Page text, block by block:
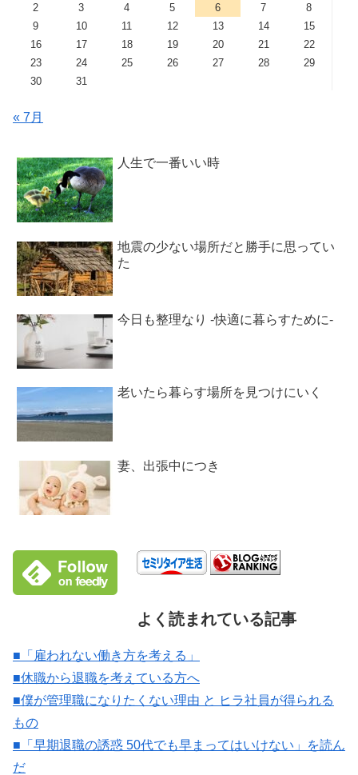
2
3 4 5 6 7
8
9
10 11 12 13 14
15
16
17 18 19 20 21
22
23
24 25 26 27 28
29
30
31
« 7月
人生で一番いい時
地震の少ない場所だと勝手に思ってい
た
今日も整理なり -快適に暮らすために-
老いたら暮らす場所を見つけにいく
妻、出張中につき
よく読まれている記事
■「雇われない働き方を考える」
■休職から退職を考えている方へ
■僕が管理職になりたくない理由 と ヒラ社員が得られる
もの
■「早期退職の誘惑 50代でも早まってはいけない」を読ん
だ